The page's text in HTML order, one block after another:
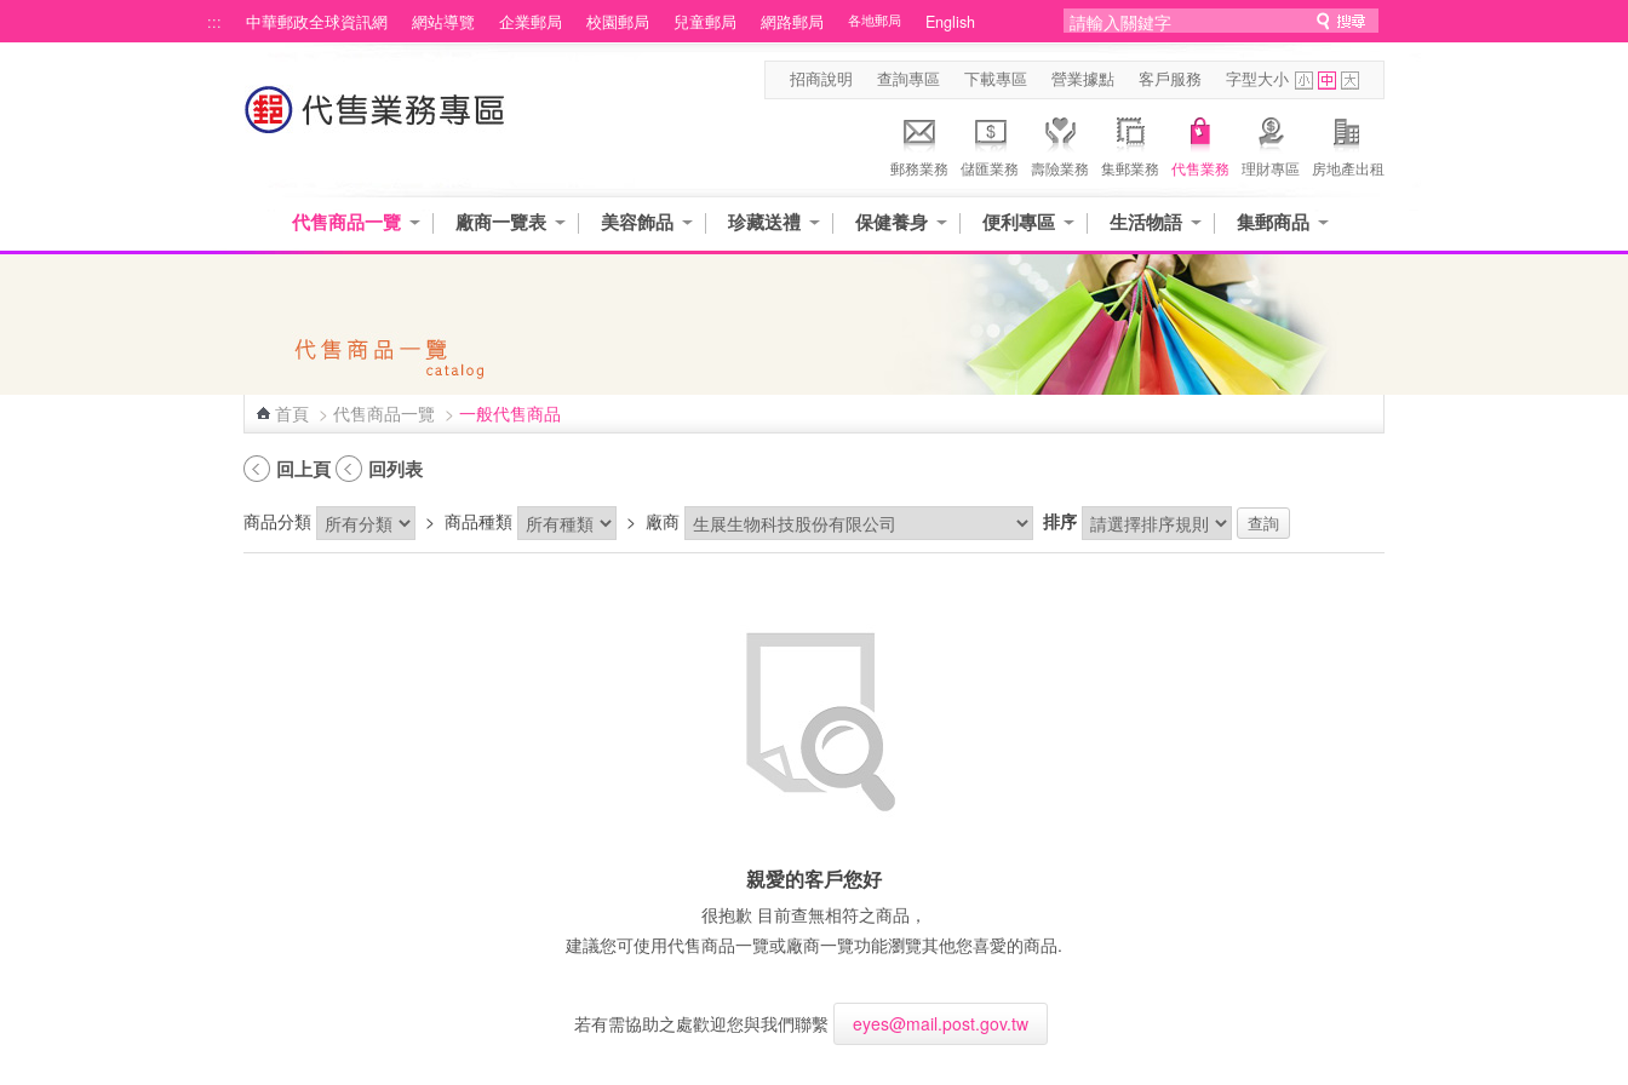
::: 中華郵政全球資訊網 網站導覽 企業郵局 校園郵局 兒童郵局 網路郵局 各地郵局 English
招商說明 查詢專區 下載專區 營業據點 客戶服務 字型大小
郵務業務 儲匯業務 壽險業務 集郵業務 代售業務 理財專區 房地產出租
代售商品一覽 廠商一覽表 美容飾品 珍藏送禮 保健養身 便利專區 生活物語 集郵商品
首頁 > 代售商品一覽 > 一般代售商品
回上頁 回列表
商品分類 > 商品種類 > 廠商 排序
親愛的客戶您好
很抱歉 目前查無相符之商品，
建議您可使用代售商品一覽或廠商一覽功能瀏覽其他您喜愛的商品.
若有需協助之處歡迎您與我們聯繫 eyes@mail.post.gov.tw